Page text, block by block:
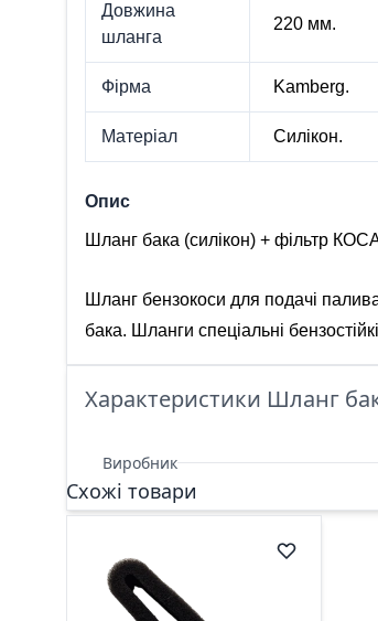
Довжина
шланга
220 мм.
Фірма Kamberg.
Матеріал Силікон.
Опис
Шланг бака (силікон) + фільтр
Шланг бензокоси для подачі
бака. Шланги спеціальні
Характеристики Шланг
Виробник
Схожі товари